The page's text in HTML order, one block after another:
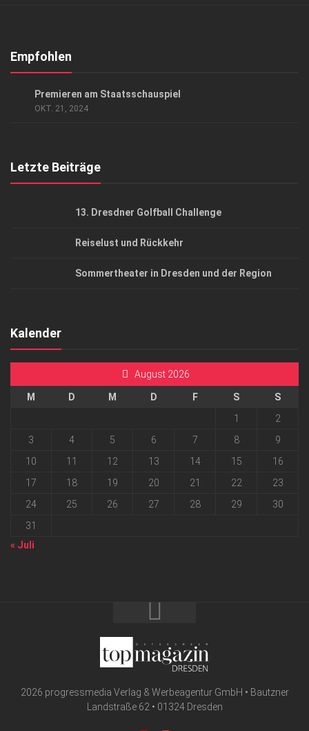
Kontakt, Impressum
Empfohlen
Premieren am Staatsschauspiel
OKT. 21, 2024
Letzte Beiträge
13. Dresdner Golfball Challenge
Reiselust und Rückkehr
Sommertheater in Dresden und der Region
Kalender
August 2026
M D M D F S
S
1
2
3
4 5 6 7 8
9
10
11 12 13 14 15
16
17
18 19 20 21 22
23
24
25 26 27 28 29
30
31
« Juli
2026 progressmedia Verlag & Werbeagentur GmbH • Bautzner
Landstraße 62 • 01324 Dresden